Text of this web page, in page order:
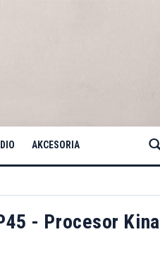
AKCESORIA
- Procesor Kina